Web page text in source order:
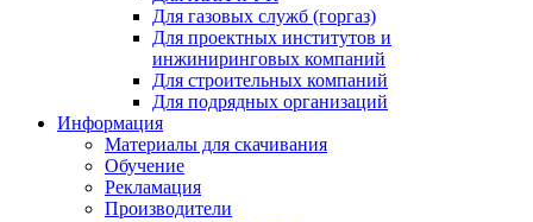
Для газовых служб (горгаз)
Для проектных институтов и
инжиниринговых компаний
Для строительных компаний
Для подрядных организаций
Информация
Материалы для скачивания
Обучение
Рекламация
Производители